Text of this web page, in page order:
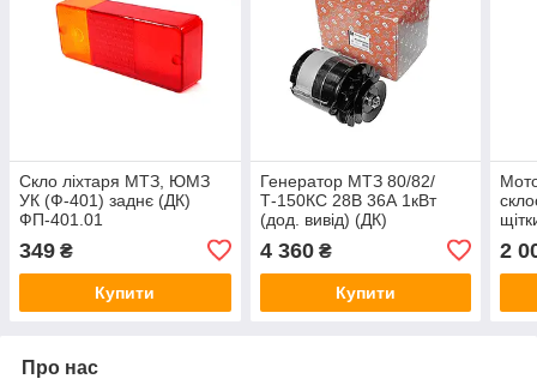
Скло ліхтаря МТЗ, ЮМЗ
УК (Ф-401) заднє (ДК)
ФП-401.01
349 ₴
Купити
Генератор МТЗ 80/82/
Т-150КС 28В 36А 1кВт
(дод. вивід) (ДК)
4 360₴
Купити
2
Про нас